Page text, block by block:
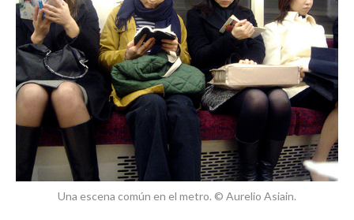
Una escena común en el metro. © Aurelio Asiain.